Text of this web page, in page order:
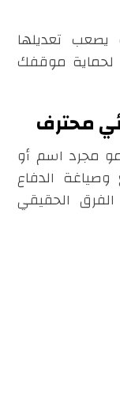
يصعب تعديلها
لحماية موقفك
محترف
مجرد اسم أو
وصياغة الدفاع
الحقيقي